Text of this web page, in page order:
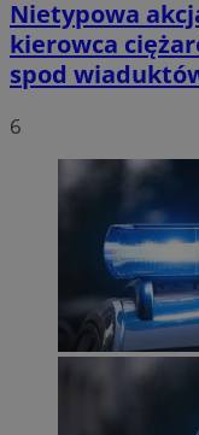
Nietypowa
kierowca
spod
6